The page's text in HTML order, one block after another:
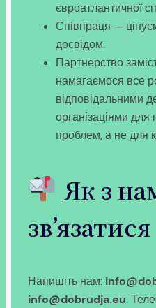
євроатлантичної
Співпраця —
досвідом.
Партнерство
намагаємося все
відповідальними
організаціями
проблем, а не для
Як з
зв’язатися
Напишіть нам:
info@dobrudja.eu.